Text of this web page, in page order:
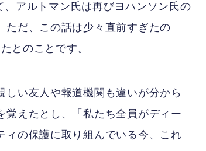
アルトマン氏は再びヨハンソン氏の
ただ、この話は少々直前すぎたの
とのことです。
い友人や報道機関も違いが分から
えたとし、「私たち全員がディー
ィの保護に取り組んでいる今、これ